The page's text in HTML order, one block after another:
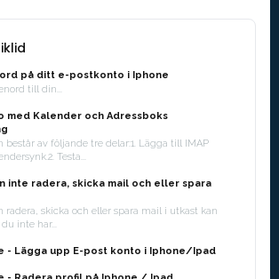
på ditt e-postkonto i Iphone
till din...
med Kalender och Adressboks
består av följande tre delar:1. Lägga till IMAP
Testa...
inte radera, skicka mail och eller spara
radera, skicka och eller spara mail i utkast kan
inte har...
- Lägga upp E-post konto i Iphone/Ipad